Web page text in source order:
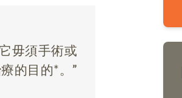
毋須手術或
的目的*。